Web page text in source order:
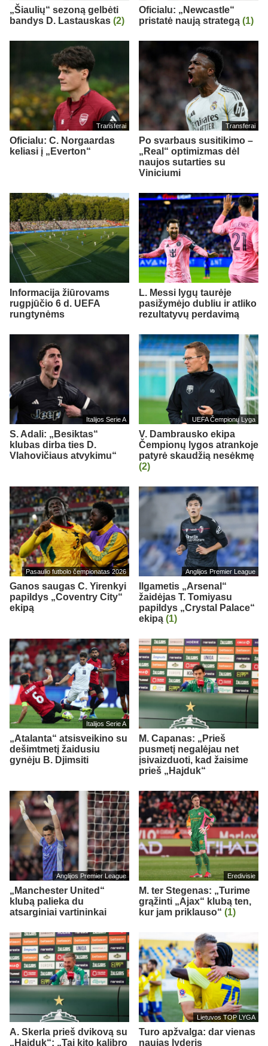
„Šiaulių“ sezoną gelbėti
bandys D. Lastauskas (2)
Oficialu: „Newcastle“
pristatė naują strategą (1)
Transferai
Oficialu: C. Norgaardas
keliasi į „Everton“
Transferai
Po svarbaus susitikimo –
„Real“ optimizmas dėl
naujos sutarties su
Viniciumi
Informacija žiūrovams
rugpjūčio 6 d. UEFA
rungtynėms
L. Messi lygų taurėje
pasižymėjo dubliu ir atliko
rezultatyvų perdavimą
Italijos Serie A
S. Adali: „Besiktas“
klubas dirba ties D.
Vlahovičiaus atvykimu“
UEFA Čempionų Lyga
V. Dambrausko ekipa
Čempionų lygos atrankoje
patyrė skaudžią nesėkmę
(2)
Pasaulio futbolo čempionatas 2026
Ganos saugas C. Yirenkyi
papildys „Coventry City“
ekipą
Anglijos Premier League
Ilgametis „Arsenal“
žaidėjas T. Tomiyasu
papildys „Crystal Palace“
ekipą (1)
Italijos Serie A
„Atalanta“ atsisveikino su
dešimtmetį žaidusiu
gynėju B. Djimsiti
M. Capanas: „Prieš
pusmetį negalėjau net
įsivaizduoti, kad žaisime
prieš „Hajduk“
Anglijos Premier League
„Manchester United“
klubą palieka du
atsarginiai vartininkai
Eredivisie
M. ter Stegenas: „Turime
grąžinti „Ajax“ klubą ten,
kur jam priklauso“ (1)
A. Skerla prieš dvikovą su
„Hajduk“: „Tai kito kalibro
Lietuvos TOP LYGA
Turo apžvalga: dar vienas
naujas lyderis